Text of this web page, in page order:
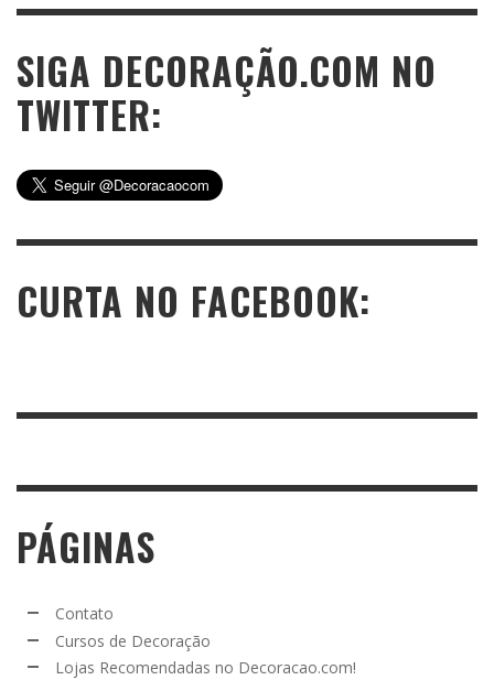
SIGA DECORAÇÃO.COM NO
TWITTER:
CURTA NO FACEBOOK:
PÁGINAS
Contato
Cursos de Decoração
Lojas Recomendadas no Decoracao.com!